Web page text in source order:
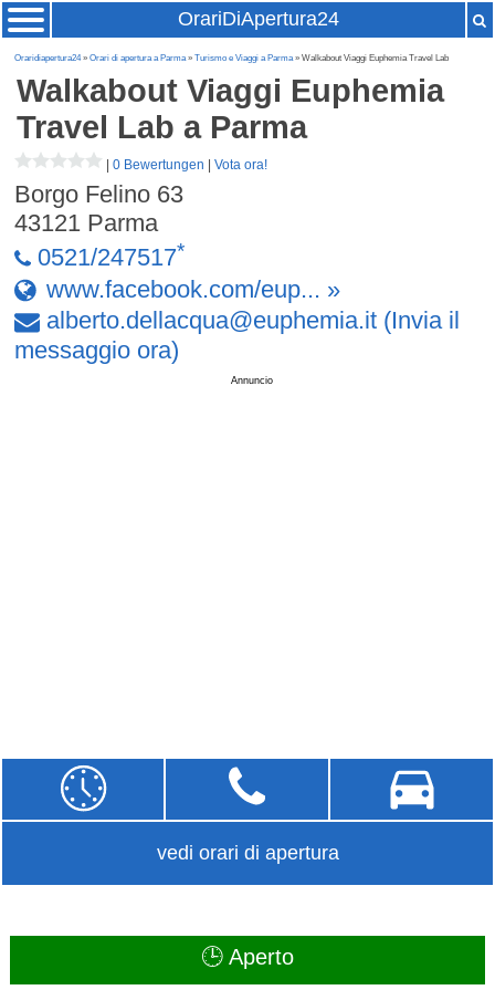
OrariDiApertura24
Oraridiapertura24»Orari di apertura a Parma»Turismo e Viaggi a Parma» Walkabout Viaggi Euphemia Travel Lab
Walkabout Viaggi Euphemia
Travel Lab a Parma
|0 Bewertungen |Vota ora!
Borgo Felino 63
43121 Parma
0521/247517*
www.facebook.com/eup... »
alberto.dellacqua@euphemia.it (Invia il
messaggio ora)
Annuncio
vedi orari di apertura
🕒 Aperto